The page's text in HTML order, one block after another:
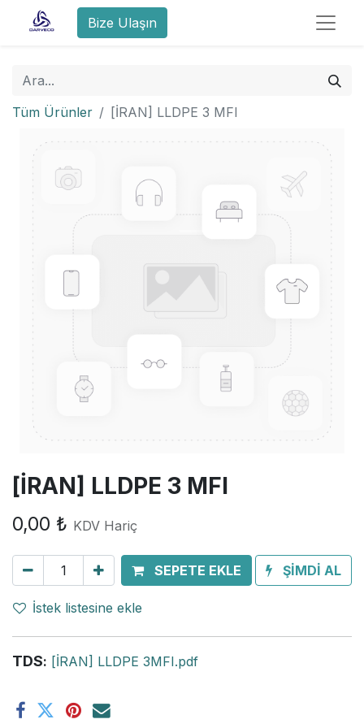
Bize Ulaşın
Tüm Ürünler [İRAN] LLDPE 3 MFI
[İRAN] LLDPE 3 MFI
0,00 ₺ KDV Hariç
SEPETE EKLE ŞİMDİ AL
İstek listesine ekle
TDS: [İRAN] LLDPE 3MFI.pdf